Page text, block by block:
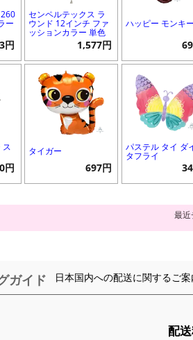
ー
円
センペルテックス ラ
ウンド 12インチ ファ
ッションカラー 単色
1,577円
ハッピー モンキー
ス
円
タイガー
697円
パステル タイ ダ
タフライ
最近
ガイド 日本国内への配送に関するご
配